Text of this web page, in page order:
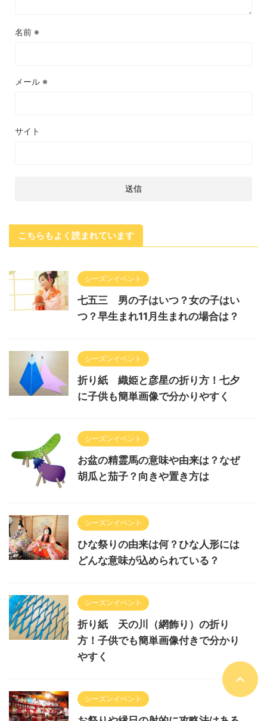
名前 ※
メール ※
サイト
こちらもよく読まれています
シーズンイベント
七五三 男の子はいつ？女の子はい
つ？早生まれ11月生まれの場合は？
シーズンイベント
折り紙 織姫と彦星の折り方！七夕
に子供も簡単画像で分かりやすく
シーズンイベント
お盆の精霊馬の意味や由来は？なぜ
胡瓜と茄子？向きや置き方は
シーズンイベント
ひな祭りの由来は何？ひな人形には
どんな意味が込められている？
シーズンイベント
折り紙 天の川（網飾り）の折り
方！子供でも簡単画像付きで分かり
やすく
シーズンイベント